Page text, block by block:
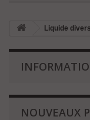
Liquide divers
NOUVEAUX